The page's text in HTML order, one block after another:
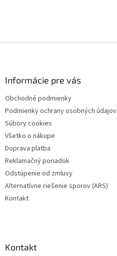
Informácie pre vás
Obchodné podmienky
Podmienky ochrany osobných údajov
Súbory cookies
Všetko o nákupe
Doprava platba
Reklamačný poriadok
Odstúpenie od zmluvy
Alternatívne riešenie sporov (ARS)
Kontakt
Kontakt